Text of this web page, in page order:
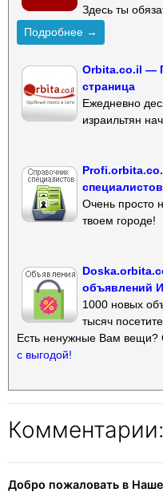
Здесь ты
Подробнее →
Orbita.co.il —
страница
Ежедневно
израильтян
Очень просто
твоем городе!
объявлений
1000 новых
тысяч
Есть ненужные Вам вещи?
с выгодой!
Комментарии:
Добро пожаловать в